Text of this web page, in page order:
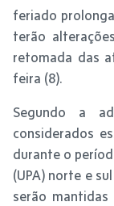
feriado
terão
retomada das
feira (8).
Segundo a
considerados
durante o
(UPA) norte e
serão